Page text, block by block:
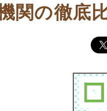
関の徹底